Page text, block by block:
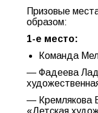
Призовые
образом:
1-е место:
Команда
— Фадеева
— Кремлякова
«Детская